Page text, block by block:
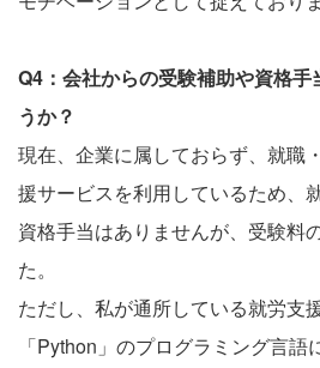
Q4：会社からの受験補助や資格手
うか？
現在、企業に属しておらず、就職
援サービスを利用しているため、
資格手当はありませんが、受験料
た。
ただし、私が通所している就労支
「Python」のプログラミング言